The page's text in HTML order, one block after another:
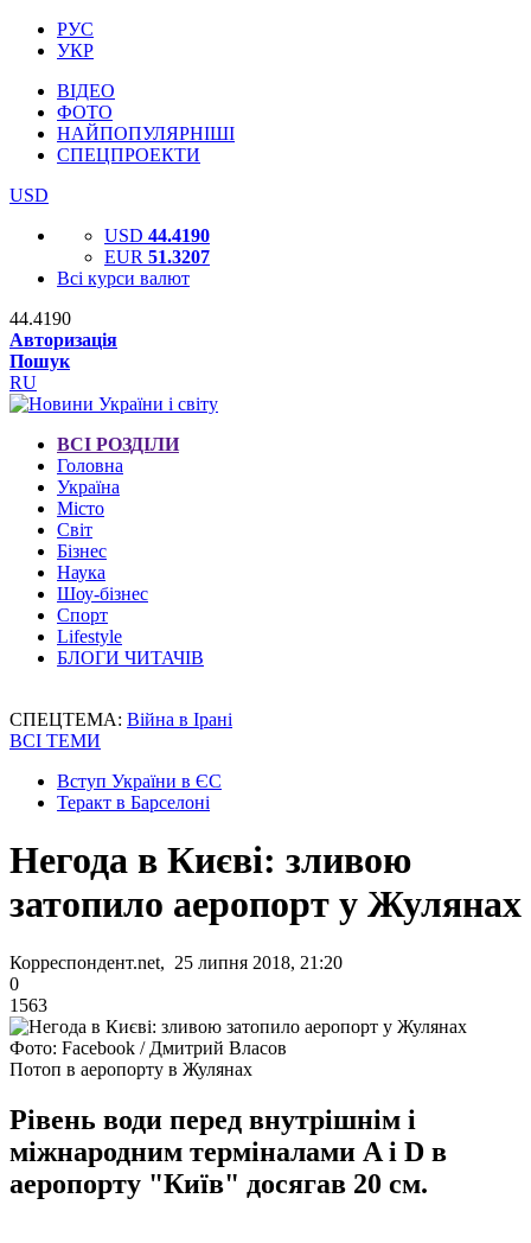
РУС
УКР
ВІДЕО
ФОТО
НАЙПОПУЛЯРНІШІ
СПЕЦПРОЕКТИ
USD
USD 44.4190
EUR 51.3207
Всі курси валют
44.4190
Авторизація
Пошук
RU
ВСІ РОЗДІЛИ
Головна
Україна
Місто
Світ
Бізнес
Наука
Шоу-бізнес
Спорт
Lifestyle
БЛОГИ ЧИТАЧІВ
СПЕЦТЕМА: Війна в Ірані
ВСІ ТЕМИ
Вступ України в ЄС
Теракт в Барселоні
Негода в Києві: зливою
затопило аеропорт у Жулянах
Корреспондент.net, 25 липня 2018, 21:20
0
1563
Фото: Facebook / Дмитрий Власов
Потоп в аеропорту в Жулянах
Рівень води перед внутрішнім і
міжнародним терміналами A і D в
аеропорту "Київ" досягав 20 см.